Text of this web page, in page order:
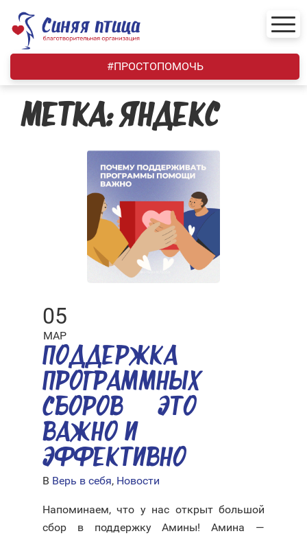
content
#ПРОСТОПОМОЧЬ
МЕТКА: ЯНДЕКС
05
МАР
ПОДДЕРЖКА
ПРОГРАММНЫХ
СБОРОВ — ЭТО
ВАЖНО И
ЭФФЕКТИВНО
В Верь в себя, Новости
Напоминаем, что у нас открыт большой
сбор в поддержку Амины! Амина —